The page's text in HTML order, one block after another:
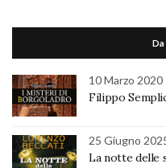
10 Marzo 2020
Filippo
25 Giugno
La notte delle